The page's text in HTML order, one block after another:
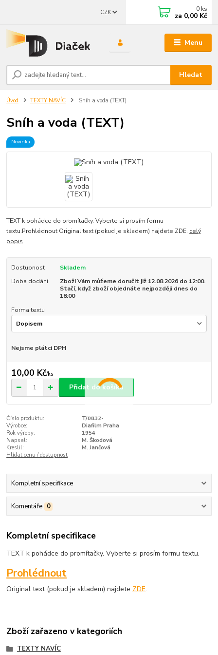
Menu
CZK
Hledat
0 ks
za 0,00 Kč
Úvod TEXTY NAVÍC Sníh a voda (TEXT)
Sníh a voda (TEXT)
Novinka
TEXT k pohádce do promítačky. Vyberte si prosím formu
textu.Prohlédnout Original text (pokud je skladem) najdete ZDE. celý
popis
Dostupnost
Skladem
Doba dodání
Zboží Vám můžeme doručit již 12.08.2026 do 12:00.
Stačí, když zboží objednáte nejpozději dnes do
18:00
Forma textu
Nejsme plátci DPH
10,00 Kč/ks
Přidat do košíku
Číslo produktu:
T/0832-
Výrobce:
Diafilm Praha
Rok výroby:
1954
Napsal:
M. Škodová
Kreslil:
M. Jančová
Hlídat cenu / dostupnost
Kompletní specifikace
Komentáře 0
Kompletní specifikace
TEXT k pohádce do promítačky. Vyberte si prosím formu textu.
Prohlédnout
Original text (pokud je skladem) najdete ZDE.
Zboží zařazeno v kategoriích
TEXTY NAVÍC